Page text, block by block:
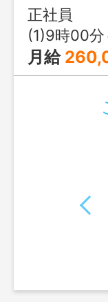
してみて
し ※応募の
す。
正社員
(1)9時00分
月給